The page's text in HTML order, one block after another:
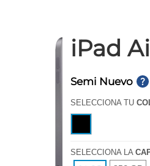
iPad
Semi Nuevo
SELECCIONA TU
SELECCIONA LA